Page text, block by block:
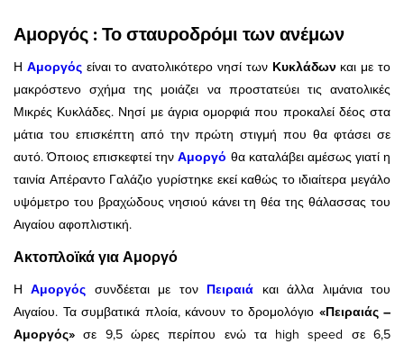
Αμοργός : Το σταυροδρόμι των ανέμων
Η Αμοργόςείναι το ανατολικότερο νησί των Κυκλάδωνκαι με το
μακρόστενο σχήμα της μοιάζει να προστατεύει τις ανατολικές
Μικρές Κυκλάδες. Νησί με άγρια ομορφιά που προκαλεί δέος στα
μάτια του επισκέπτη από την πρώτη στιγμή που θα φτάσει σε
αυτό. Όποιος επισκεφτεί τηνΑμοργό θα καταλάβει αμέσως γιατί η
ταινία Απέραντο Γαλάζιο γυρίστηκε εκεί καθώς το ιδιαίτερα μεγάλο
υψόμετρο του βραχώδους νησιού κάνει τη θέα της θάλασσας του
Αιγαίου αφοπλιστική.
Ακτοπλοϊκά για Αμοργό
ΗΑμοργός συνδέεται με τον Πειραιά και άλλα λιμάνια του
Αιγαίου. Τα συμβατικά πλοία, κάνουν το δρομολόγιο «Πειραιάς –
Αμοργός» σε 9,5 ώρες περίπου ενώ τα high speed σε 6,5